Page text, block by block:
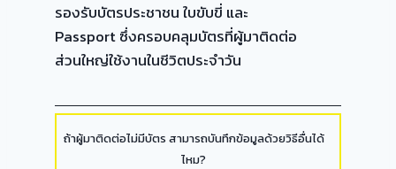
รองรับบัตรประชาชน ใบขับขี่ และ
Passport ซึ่งครอบคลุมบัตรที่ผู้มาติดต่อ
ส่วนใหญ่ใช้งานในชีวิตประจำวัน
ถ้าผู้มาติดต่อไม่มีบัตร สามารถบันทึกข้อมูลด้วยวิธีอื่นได้
ไหม?